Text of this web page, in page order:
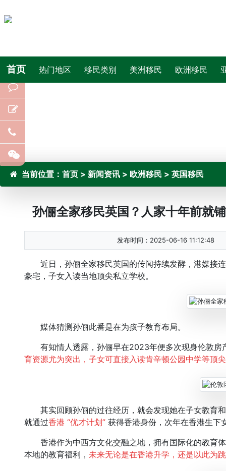
首页 热门地区 移民类别 美洲移民 欧洲移民
当前位置： 首页 > 新闻资讯 > 欧洲移民 > 英国移民
孙俪全家移民英国？人家十年前就
发布时间：2025-06-16 11:12:48
近日，孙俪全家移民英国的传闻持续发酵，港媒接
豪宅，子女入读当地顶尖私立学校。
媒体猜测孙俪此番是在为孩子教育布局。
有知情人透露，孙俪早在2023年便多次现身伦敦房
育资源尤为突出，子女可直接入读肯辛顿公园中学等顶
其实回顾孙俪的过往经历，就会发现她在子女教育
就通过香港 “优才计划” 获得香港身份，次年在香港生下
香港作为中西方文化交融之地，拥有国际化的教育
本地的教育福利， 未来无论是在香港升学，还是以此为